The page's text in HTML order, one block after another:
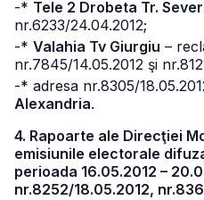
-* Tele 2 Drobeta Tr.
nr.6233/24.04.2012;
-* Valahia Tv Giurgiu –
nr.7845/14.05.2012 şi
-* adresa nr.8305/
Alexandria.
4. Rapoarte ale Direcţiei
emisiunile electorale
perioada 16.05.2012 –
nr.8252/18.05.2012,